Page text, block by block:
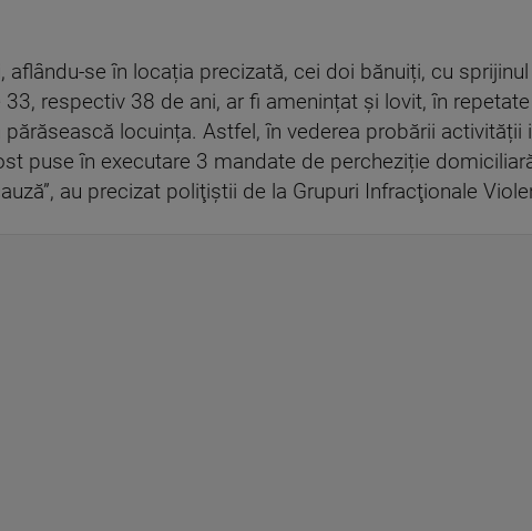
aflându-se în locația precizată, cei doi bănuiți, cu
respectiv 38 de ani, ar fi amenințat și lovit, în
locuința. Astfel, în vederea probării activității
puse în executare 3 mandate de percheziție
au precizat poliţiştii de la Grupuri Infracţionale